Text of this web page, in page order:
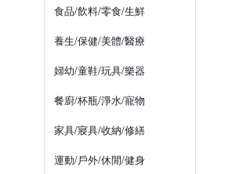
食品/飲料/零食/生鮮
養生/保健/美體/醫療
婦幼/童鞋/玩具/樂器
餐廚/杯瓶/淨水/寵物
家具/寢具/收納/修繕
運動/戶外/休閒/健身